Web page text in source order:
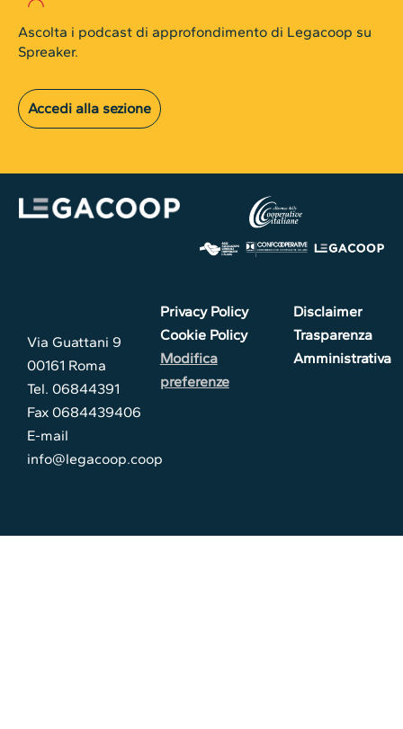
Ascolta i podcast di approfondimento di Legacoop su
Spreaker.
Accedi alla sezione
Via Guattani 9
00161 Roma
Tel. 06844391
Fax 0684439406
E-mail
info@legacoop.coop
Privacy Policy
Cookie Policy
Modifica
preferenze
Disclaimer
Trasparenza
Amministrativa